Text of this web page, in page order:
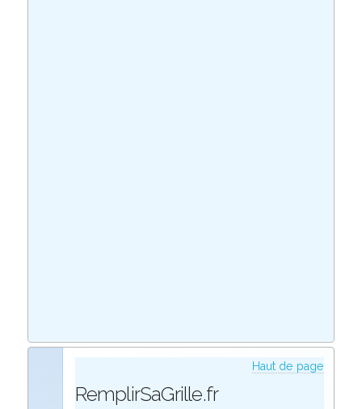
Haut de page
RemplirSaGrille.fr